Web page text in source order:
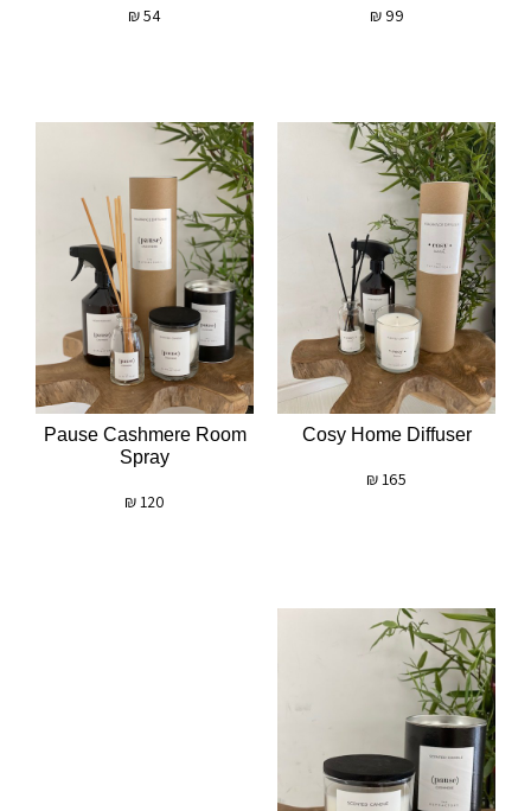
99
₪
54
₪
Cosy Home Diffuser
165
₪
Pause Cashmere Room
Spray
120
₪